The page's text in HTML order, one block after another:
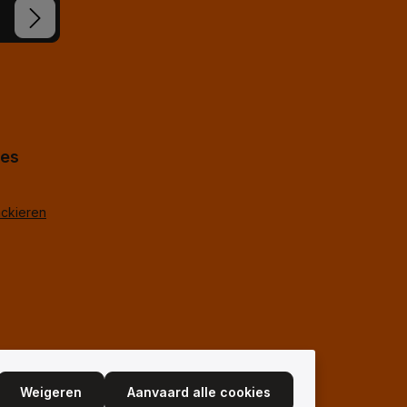
Weigeren Aanvaard alle cookies